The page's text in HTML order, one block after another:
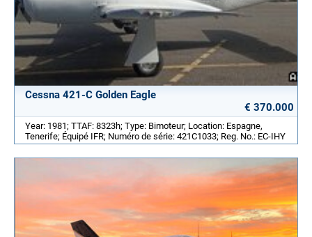
Cessna 421-C Golden Eagle
€ 370.000
Year: 1981; TTAF: 8323h; Type: Bimoteur; Location: Espagne,
Tenerife; Équipé IFR; Numéro de série: 421C1033; Reg. No.: EC-IHY